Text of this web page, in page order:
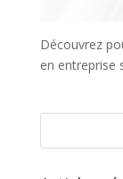
Découvrez
en entreprise